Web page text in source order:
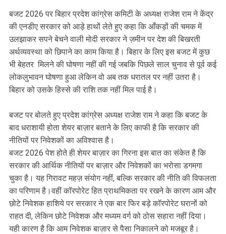
बजट 2026 पर बिहार प्रदेश कांग्रेस कमिटी के अध्यक्ष राजेश राम ने केंद्र
की एनडीए सरकार को आड़े हाथों लेते हुए कहा कि आँकड़ों की चमक में
उलझाकर सपने बेचने वाली मोदी सरकार ने ज़मीन पर देश की बिखरती
अर्थव्यवस्था को छिपाने का काम किया है। बिहार के लिए इस बजट में कुछ
भी बेहतर मिलने की घोषणा नहीं की गई जबकि पिछले साल चुनाव से पूर्व कई
लोकलुभावन घोषणा हुआ लेकिन वो अब तक धरातल पर नहीं उतरा है।
बिहार को उसके हिस्से की राशि तक नहीं मिल पाई है।
बजट पर बोलते हुए प्रदेश कांग्रेस अध्यक्ष राजेश राम ने कहा कि बजट के
बाद धराशायी होता शेयर बाज़ार बताने के लिए काफी है कि सरकार की
नीतियों पर निवेशकों का अविश्वास है।
बजट 2026 पेश होते ही शेयर बाज़ार का गिरना इस बात का संकेत है कि
सरकार की आर्थिक नीतियों पर बाज़ार और निवेशकों का भरोसा डगमगा
चुका है। यह गिरावट महज़ संयोग नहीं, बल्कि सरकार की नीति की विफलता
का परिणाम है।वहीं कॉरपोरेट हित प्राथमिकता पर रखने के कारण आम और
छोटे निवेशक हाशिये पर सरकार ने एक बार फिर बड़े कॉरपोरेट घरानों को
राहत दी, लेकिन छोटे निवेशक और मध्यम वर्ग को ठोस सहारा नहीं दिया।
यही कारण है कि आम निवेशक बाज़ार से पैसा निकालने को मजबूर है।